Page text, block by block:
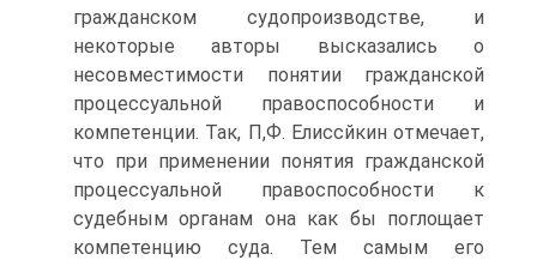
гражданском судопроизводстве, и
некоторые авторы высказались о
несовместимости понятии гражданской
процессуальной правоспособности и
компетенции. Так, П,Ф. Елиссйкин отмечает,
что при применении понятия гражданской
процессуальной правоспособности к
судебным органам она как бы поглощает
компетенцию суда. Тем самым его